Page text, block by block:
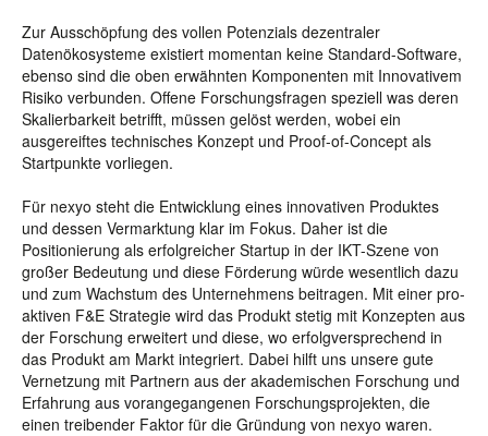
Zur Ausschöpfung des vollen Potenzials dezentraler
Datenökosysteme existiert momentan keine Standard-Software,
ebenso sind die oben erwähnten Komponenten mit Innovativem
Risiko verbunden. Offene Forschungsfragen speziell was deren
Skalierbarkeit betrifft, müssen gelöst werden, wobei ein
ausgereiftes technisches Konzept und Proof-of-Concept als
Startpunkte vorliegen.
Für nexyo steht die Entwicklung eines innovativen Produktes
und dessen Vermarktung klar im Fokus. Daher ist die
Positionierung als erfolgreicher Startup in der IKT-Szene von
großer Bedeutung und diese Förderung würde wesentlich dazu
und zum Wachstum des Unternehmens beitragen. Mit einer pro-
aktiven F&E Strategie wird das Produkt stetig mit Konzepten aus
der Forschung erweitert und diese, wo erfolgversprechend in
das Produkt am Markt integriert. Dabei hilft uns unsere gute
Vernetzung mit Partnern aus der akademischen Forschung und
Erfahrung aus vorangegangenen Forschungsprojekten, die
einen treibender Faktor für die Gründung von nexyo waren.